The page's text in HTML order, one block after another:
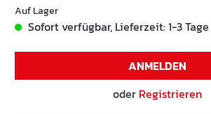
Auf Lager
Sofort verfügbar, Lieferzeit: 1-3 Tage
ANMELDEN
oder Registrieren